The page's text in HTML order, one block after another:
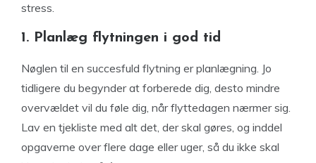
stress.
1. Planlæg flytningen i god tid
Nøglen til en succesfuld flytning er planlægning. Jo
tidligere du begynder at forberede dig, desto mindre
overvældet vil du føle dig, når flyttedagen nærmer sig.
Lav en tjekliste med alt det, der skal gøres, og inddel
opgaverne over flere dage eller uger, så du ikke skal